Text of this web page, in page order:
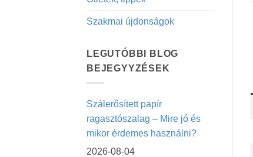
Szakmai újdonságok
LEGUTÓBBI BLOG
BEJEGYYZÉSEK
Szálerősített papír
ragasztószalag – Mire jó és
mikor érdemes használni?
2026-08-04